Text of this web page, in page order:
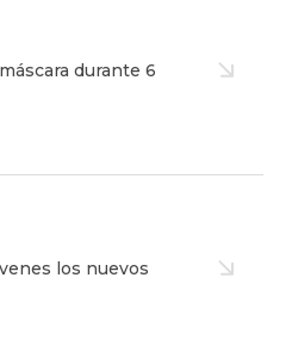
durante 6
los nuevos